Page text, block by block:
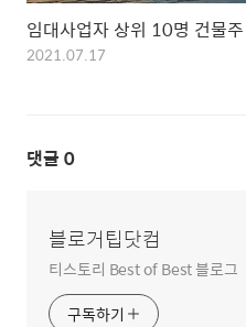
임대사업자 상위 10명 건물
2021.07.17
댓글 0
블로거팁닷컴
티스토리 Best of Best 블로그
구독하기